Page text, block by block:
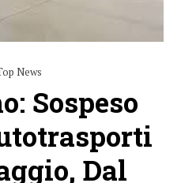
News
Sospeso
Dal